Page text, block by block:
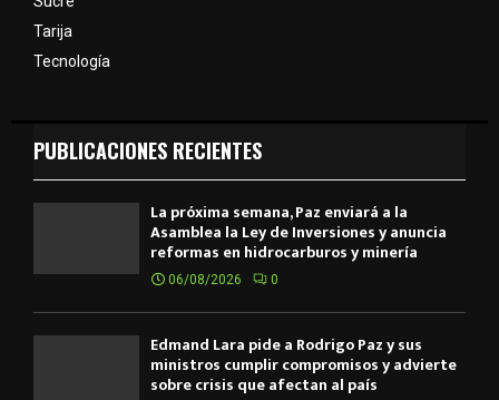
Tarija
Tecnología
PUBLICACIONES RECIENTES
La próxima semana, Paz enviará a la
Asamblea la Ley de Inversiones y anuncia
reformas en hidrocarburos y minería
06/08/2026 0
Edmand Lara pide a Rodrigo Paz y sus
ministros cumplir compromisos y advierte
sobre crisis que afectan al país